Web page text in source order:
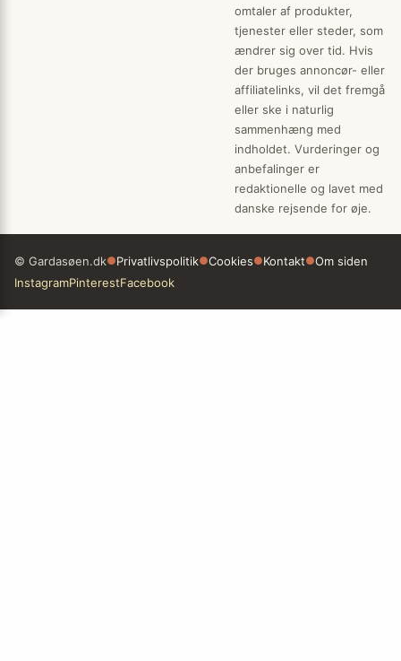
omtaler af produkter,
tjenester eller steder, som
ændrer sig over tid. Hvis
der bruges annoncør- eller
affiliatelinks, vil det fremgå
eller ske i naturlig
sammenhæng med
indholdet. Vurderinger og
anbefalinger er
redaktionelle og lavet med
danske rejsende for øje.
© Gardasøen.dk●Privatlivspolitik●Cookies●Kontakt●Om siden
InstagramPinterestFacebook